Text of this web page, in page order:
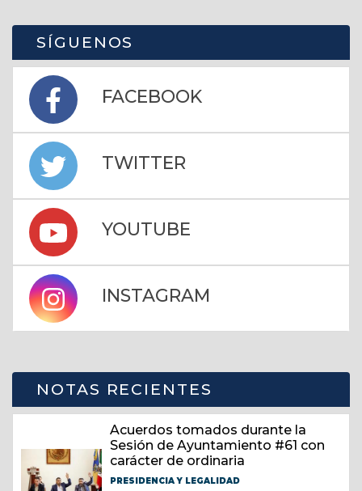
SÍGUENOS
FACEBOOK
TWITTER
YOUTUBE
INSTAGRAM
NOTAS RECIENTES
Acuerdos tomados durante la
Sesión de Ayuntamiento #61 con
carácter de ordinaria
PRESIDENCIA Y LEGALIDAD